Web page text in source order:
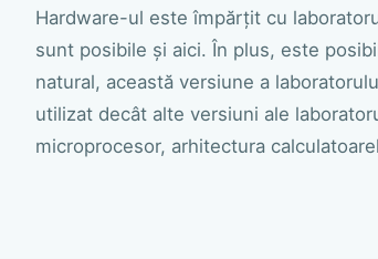
Hardware-ul este împărțit cu
sunt posibile și aici. În plus, este
natural, această versiune a
utilizat decât alte versiuni ale
microprocesor, arhitectura